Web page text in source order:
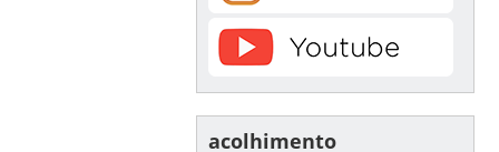
acolhimento